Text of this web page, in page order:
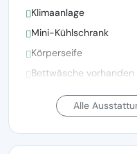
Klimaanlage
Mini-Kühlschrank
Körperseife
Bettwäsche vorhanden
Trockner
Alle